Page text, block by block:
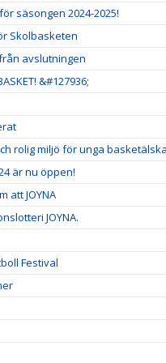
säsongen 2024-2025!
Skolbasketen
avslutningen
&#127936;
rolig miljö för unga
är nu öppen!
att JOYNA
JOYNA.
Festival